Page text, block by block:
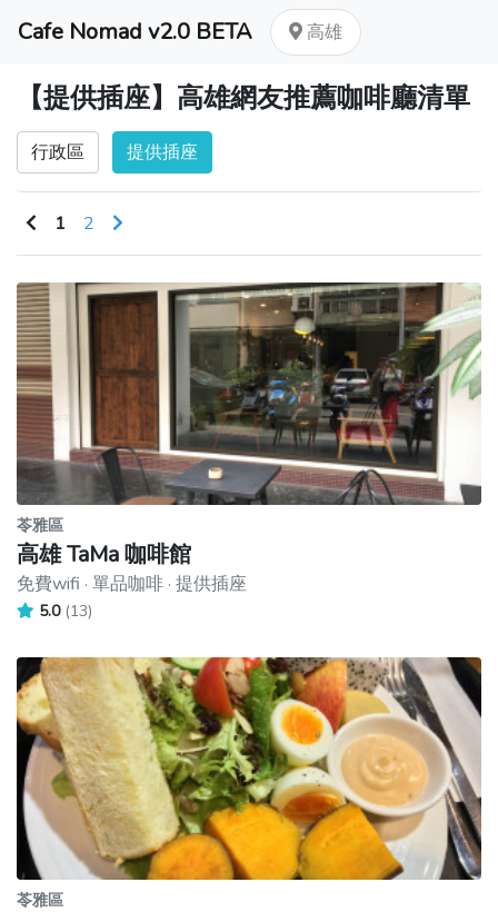
Cafe Nomad v2.0 BETA 高雄
【提供插座】高雄網友推薦咖啡廳清單
行政區 提供插座
1 2
苓雅區
高雄 TaMa 咖啡館
免費wifi · 單品咖啡 · 提供插座
5.0 (13)
苓雅區